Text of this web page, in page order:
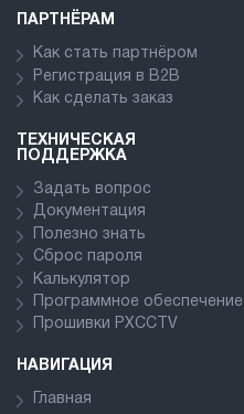
ПАРТНЁРАМ
Как стать партнёром
Регистрация в В2В
Как сделать заказ
ТЕХНИЧЕСКАЯ
ПОДДЕРЖКА
Задать вопрос
Документация
Полезно знать
Сброс пароля
Калькулятор
Программное обеспечение
Прошивки PXCCTV
НАВИГАЦИЯ
Главная